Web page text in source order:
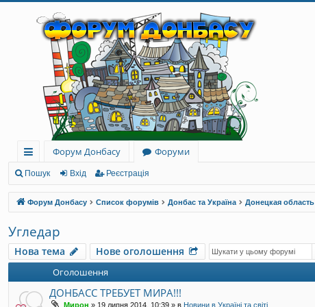
ви
дк
и
й
до
ст
уп
Форум Донбасу
Форуми
Пошук Вхід Реєстрація
Форум Донбасу Список форумів Донбас та Україна Донецкая область
Угледар
Нова тема Нове оголошення
Оголошення
ДОНБАСС ТРЕБУЕТ МИРА!!!
Мирон » 19 липня 2014, 10:39 » в Новини в Україні та світі